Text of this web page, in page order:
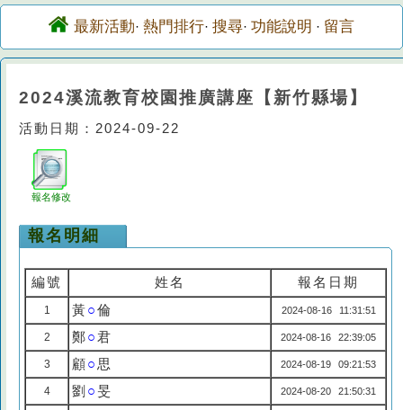
最新活動· 熱門排行· 搜尋· 功能說明 · 留言
2024溪流教育校園推廣講座【新竹縣場】
活動日期：2024-09-22
報名修改
報名明細
編號 姓名 報名日期
1 黃○倫 2024-08-16 11:31:51
2 鄭○君 2024-08-16 22:39:05
3 顧○ 思 2024-08-19 09:21:53
4 劉 ○旻 2024-08-20 21:50:31